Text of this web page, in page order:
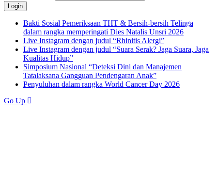
Bakti Sosial Pemeriksaan THT & Bersih-bersih Telinga
dalam rangka memperingati Dies Natalis Unsri 2026
Live Instagram dengan judul “Rhinitis Alergi”
Live Instagram dengan judul “Suara Serak? Jaga Suara, Jaga
Kualitas Hidup”
Simposium Nasional “Deteksi Dini dan Manajemen
Tatalaksana Gangguan Pendengaran Anak”
Penyuluhan dalam rangka World Cancer Day 2026
Go Up